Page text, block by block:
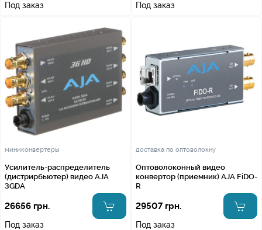
Под заказ Под заказ
миниконвертеры
Усилитель-распределитель
(дистрирбьютер) видео AJA
3GDA
26656 грн.
Под заказ
доставка по оптоволокну
Оптоволоконный видео
конвертор (приемник) AJA FiDO-
R
29507 грн.
Под заказ